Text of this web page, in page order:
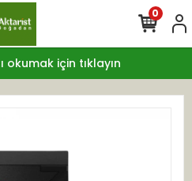
okumak için tıklayın
0